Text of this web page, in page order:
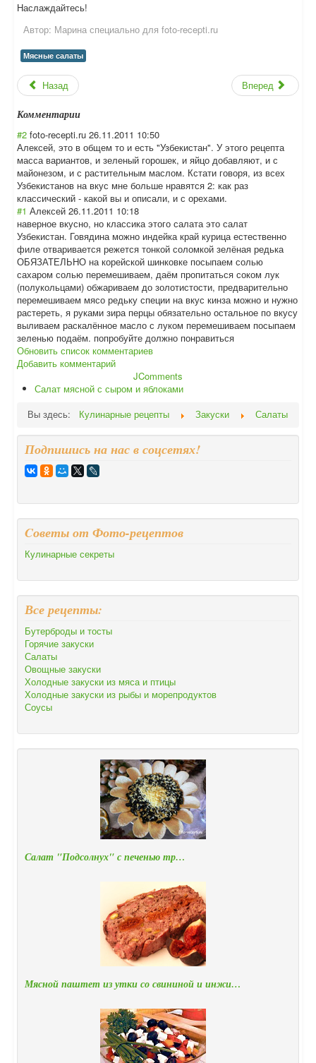
Наслаждайтесь!
Автор: Марина специально для foto-recepti.ru
Мясные салаты
Назад Вперед
Комментарии
#2 foto-recepti.ru 26.11.2011 10:50
Алексей, это в общем то и есть "Узбекистан". У этого рецепта
масса вариантов, и зеленый горошек, и яйцо добавляют, и с
майонезом, и с растительным маслом. Кстати говоря, из всех
Узбекистанов на вкус мне больше нравятся 2: как раз
классический - какой вы и описали, и с орехами.
#1 Алексей 26.11.2011 10:18
наверное вкусно, но классика этого салата это салат
Узбекистан. Говядина можно индейка край курица естественно
филе отваривается режется тонкой соломкой зелёная редька
ОБЯЗАТЕЛЬНО на корейской шинковке посыпаем солью
сахаром солью перемешиваем, даём пропитаться соком лук
(полукольцами) обжариваем до золотистости, предварительно
перемешиваем мясо редьку специи на вкус кинза можно и нужно
растереть, я руками зира перцы обязательно остальное по вкусу
выливаем раскалённое масло с луком перемешиваем посыпаем
зеленью подаём. попробуйте должно понравиться
Обновить список комментариев
Добавить комментарий
JComments
Салат мясной с сыром и яблоками
Вы здесь:
Кулинарные рецепты Закуски Салаты
Подпишись на нас в соцсетях!
Cоветы от Фото-рецептов
Кулинарные секреты
Все рецепты:
Бутерброды и тосты
Горячие закуски
Салаты
Овощные закуски
Холодные закуски из мяса и птицы
Холодные закуски из рыбы и морепродуктов
Соусы
Салат "Подсолнух" с печенью тр…
Мясной паштет из утки со свининой и инжи…